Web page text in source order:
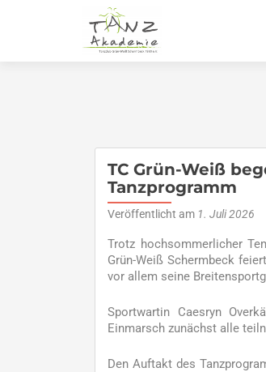
TC Grün-Weiß
Tanzprogramm
Veröffentlicht am 1. Juli 2026
Trotz hochsommerlicher
Grün-Weiß Schermbeck
vor allem seine
Sportwartin Caesryn
Einmarsch zunächst alle
Den Auftakt des